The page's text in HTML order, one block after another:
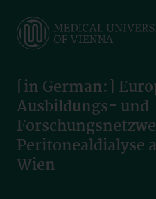
main
[in German:]
Ausbildungs- und
Peritonealdialyse
Wien